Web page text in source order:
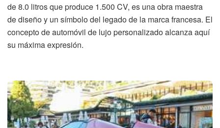
de 8.0 litros que produce 1.500 CV, es una obra maestra
de diseño y un símbolo del legado de la marca francesa. El
concepto de automóvil de lujo personalizado alcanza aquí
su máxima expresión.